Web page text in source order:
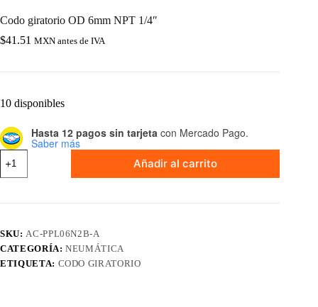
Codo giratorio OD 6mm NPT 1/4″
$41.51 MXN antes de IVA
10 disponibles
Hasta 12 pagos sin tarjeta con Mercado Pago.
Saber más
Codo
giratorio
OD
Añadir al carrito
SKU: AC-PPL06N2B-A
CATEGORÍA:NEUMÁTICA
ETIQUETA: CODO GIRATORIO